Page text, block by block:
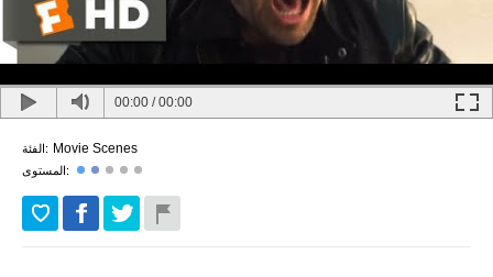
00:00 /00:00
الفئة: Movie Scenes
المستوى: